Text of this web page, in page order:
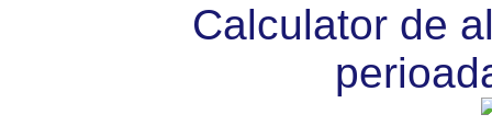
Calculator de